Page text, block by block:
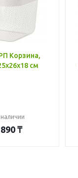
Корзина,
см
₸